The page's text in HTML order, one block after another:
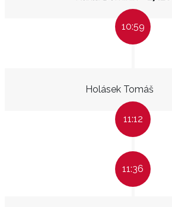
10:59
Holásek Tomáš
11:12
11:36